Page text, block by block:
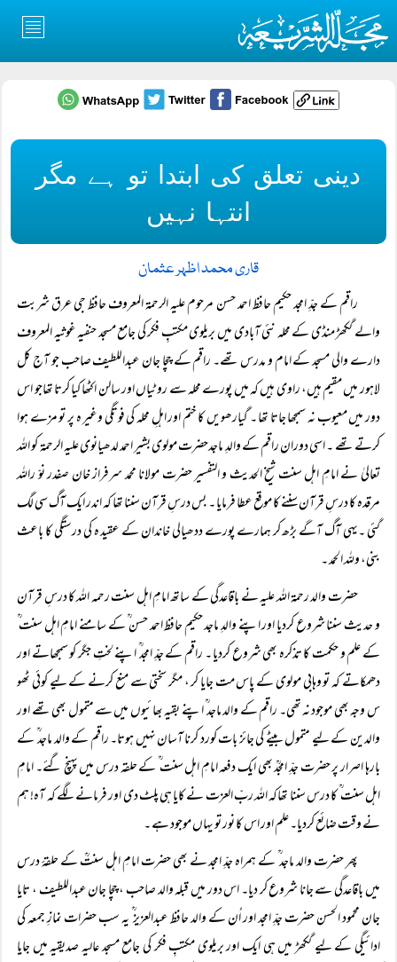
دینی تعلق کی ابتدا تو ہے مگر
انتہا نہیں
قاری محمد اظہر عثمان
راقم کے جدِّ امجد حکیم حافظ احمد حسن مرحوم علیہ الرحمۃ المعروف حافظ جی عرق شربت
والے گکھڑ منڈی کے محلہ نئی آبادی میں بریلوی مکتبِ فکر کی جامع مسجد حنفیہ غوثیہ المعروف
دارے والی مسجد کے امام و مدرس تھے۔ راقم کے چچا جان عبداللطیف صاحب جو آج کل
لاہور میں مقیم ہیں، راوی ہیں کہ میں پورے محلہ سے روٹیاں اور سالن اکٹھا کیا کرتا تھاجو اس
دور میں معیوب نہ سمجھا جاتا تھا ۔ گیارھویں کا ختم اور اہلِ محلہ کی فوتگی وغیر ہ پر تو مزے ہوا
کرتے تھے ۔ اسی دوران راقم کے والدِ ماجدحضرت مولوی بشیر احمد لدھیانوی علیہ الرحمۃ کو اللہ
تعالیٰ نے امامِ اہل سنت شیخ الحدیث و التفسیر حضرت مولانا محمد سرفراز خان صفدر نوّ راللہ
مرقدہ کا درسِ قرآن سننے کا موقع عطا فرمایا ۔ بس درسِ قرآن سننا تھا کہ اندر ایک آگ سی لگ
گئی ۔یہی آگ آگے بڑھ کر ہمارے پورے ددھیالی خاندان کے عقید ہ کی درستگی کا باعث
بنی، وللہ الحمد ۔
حضرت والد رحمۃ اللہ علیہ نے باقاعدگی کے ساتھ امامِ اہل سنت رحمہ اللہ کا درسِ قرآن
و حدیث سننا شروع کردیا اور اپنے والدِ ماجد حکیم حافظ احمد حسن ؒ کے سامنے امامِ اہل سنت ؒ
کے علم و حکمت کا تذکرہ بھی شروع کردیا ۔ راقم کے جدِّ امجد ؒ اپنے لختِ جگر کو سمجھاتے اور
دھمکاتے کہ تو وہابی مولوی کے پاس مت جایا کر ، مگر سختی سے منع کرنے کے لیے کوئی ٹھو
س وجہ بھی موجود نہ تھی۔ راقم کے والد ماجد ؒ اپنے بقیہ بھائیوں میں سے متمول بھی تھے اور
والدین کے لیے متمول بیٹے کی جائز بات کورد کرنا آسان نہیں ہوتا۔ راقم کے والد ماجد ؒ کے
بارہا اصرار پر حضرت جدِّ امجدؒ بھی ایک دفعہ امامِ اہل سنت ؒ کے حلقہ درس میں پہنچ گئے۔ امامِ
اہل سنت ؒ کا درس سننا تھاکہ اللہ ربّ العزت نے کایا ہی پلٹ دی اور فرمانے لگے کہ آہ! ہم
نے وقت ضائع کردیا۔ علم اور اس کا نور تو یہاں موجود ہے ۔
پھر حضرت والد ماجد ؒ کے ہمراہ جدِّ امجد نے بھی حضرت امامِ اہل سنتؒ کے حلقۂ درس
میں باقاعدگی سے جانا شروع کر دیا۔ اس دور میں قبلہ والد صاحب ، چچا جان عبداللطیف ، تایا
جان محمود الحسن حضرت جدِّ امجد اور اُن کے والد حافظ عبدالعزیز ؒ یہ سب حضرات نمازِ جمعہ کی
ادائیگی کے لیے گکھڑ میں ہی ایک اور بریلوی مکتبِ فکر کی جامع مسجد عالیہ صدیقیہ میں جایا